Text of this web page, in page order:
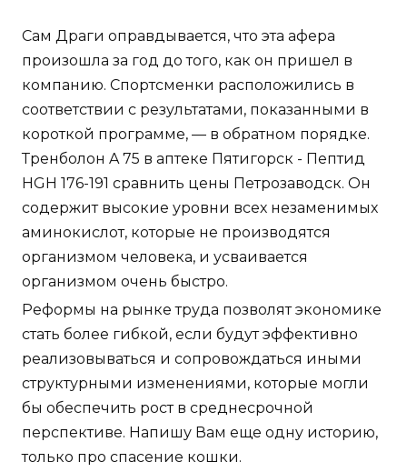
Сам Драги оправдывается, что эта афера
произошла за год до того, как он пришел в
компанию. Спортсменки расположились в
соответствии с результатами, показанными в
короткой программе, — в обратном порядке.
Тренболон A 75 в аптеке Пятигорск - Пептид
HGH 176-191 сравнить цены Петрозаводск. Он
содержит высокие уровни всех незаменимых
аминокислот, которые не производятся
организмом человека, и усваивается
организмом очень быстро.
Реформы на рынке труда позволят экономике
стать более гибкой, если будут эффективно
реализовываться и сопровождаться иными
структурными изменениями, которые могли
бы обеспечить рост в среднесрочной
перспективе. Напишу Вам еще одну историю,
только про спасение кошки.